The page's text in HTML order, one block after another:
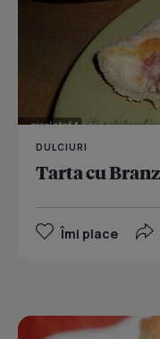
DULCIURI
Tarta cu
Îmi place